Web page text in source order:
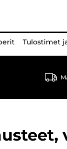
Tulostimet